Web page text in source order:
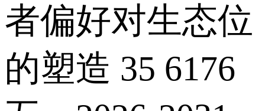
者偏好对生态位
的塑造 35 6176